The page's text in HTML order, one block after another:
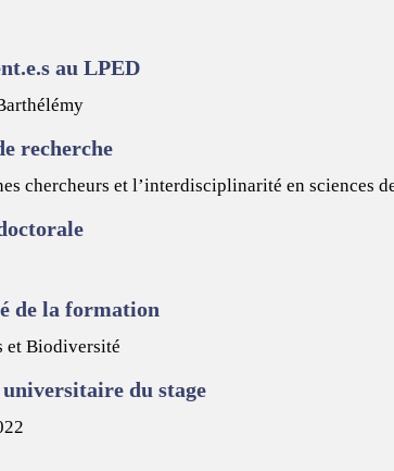
au LPED
recherche
chercheurs et l’interdisciplinarité en sciences
de la formation
et Biodiversité
universitaire du stage